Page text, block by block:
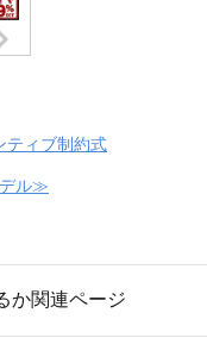
ティブ制約式
デル≫
か関連ページ